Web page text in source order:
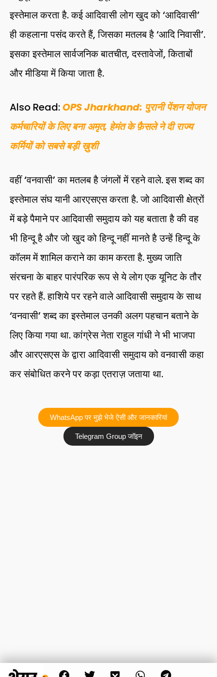
इस्तेमाल करता है. कई आदिवासी लोग खुद को ‘आदिवासी’
ही कहलाना पसंद करते हैं, जिसका मतलब है ‘आदि निवासी’.
इसका इस्तेमाल सार्वजनिक बातचीत, दस्तावेजों, किताबों
और मीडिया में किया जाता है.
Also Read: OPS Jharkhand: पुरानी पेंशन योजन
कर्मचारियों के लिए बना अमृत, हेमंत के फ़ैसले ने दी राज्य
कर्मियों को सबसे बड़ी ख़ुशी
वहीं ‘वनवासी’ का मतलब है जंगलों में रहने वाले. इस शब्द का
इस्तेमाल संघ यानी आरएसएस करता है. जो आदिवासी क्षेत्रों
में बड़े पैमाने पर आदिवासी समुदाय को यह बताता है की वह
भी हिन्दू है और जो खुद को हिन्दू नहीं मानते है उन्हें हिन्दू के
कॉलम में शामिल कराने का काम करता है. मुख्य जाति
संरचना के बाहर पारंपरिक रूप से ये लोग एक यूनिट के तौर
पर रहते हैं. हाशिये पर रहने वाले आदिवासी समुदाय के साथ
‘वनवासी’ शब्द का इस्तेमाल उनकी अलग पहचान बताने के
लिए किया गया था. कांग्रेस नेता राहुल गांधी ने भी भाजपा
और आरएसएस के द्वारा आदिवासी समुदाय को वनवासी कहा
कर संबोधित करने पर कड़ा एतराज़ जताया था.
WhatsApp पर मुझे भेजे ऐसी और जानकारियां
Telegram Group जॉइन